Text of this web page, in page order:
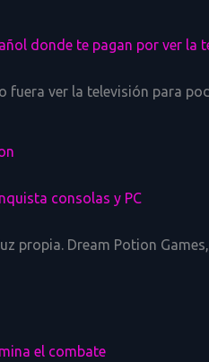
donde te pagan por ver la
fuera ver la televisión para
consolas y PC
propia. Dream Potion
el combate